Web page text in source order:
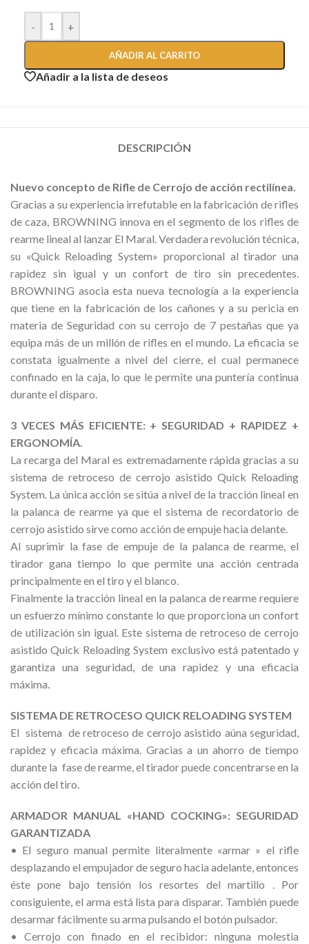
- +
AÑADIR AL CARRITO
Añadir a la lista de deseos
DESCRIPCIÓN
Nuevo concepto de Rifle de Cerrojo de acción rectilínea.
Gracias a su experiencia irrefutable en la fabricación de rifles
de caza, BROWNING innova en el segmento de los rifles de
rearme lineal al lanzar El Maral. Verdadera revolución técnica,
su «Quick Reloading System» proporcional al tirador una
rapidez sin igual y un confort de tiro sin precedentes.
BROWNING asocia esta nueva tecnología a la experiencia
que tiene en la fabricación de los cañones y a su pericia en
materia de Seguridad con su cerrojo de 7 pestañas que ya
equipa más de un millón de rifles en el mundo. La eficacia se
constata igualmente a nivel del cierre, el cual permanece
confinado en la caja, lo que le permite una puntería continua
durante el disparo.
3 VECES MÁS EFICIENTE: + SEGURIDAD + RAPIDEZ +
ERGONOMÍA.
La recarga del Maral es extremadamente rápida gracias a su
sistema de retroceso de cerrojo asistido Quick Reloading
System. La única acción se sitúa a nivel de la tracción lineal en
la palanca de rearme ya que el sistema de recordatorio de
cerrojo asistido sirve como acción de empuje hacia delante.
Al suprimir la fase de empuje de la palanca de rearme, el
tirador gana tiempo lo que permite una acción centrada
principalmente en el tiro y el blanco.
Finalmente la tracción lineal en la palanca de rearme requiere
un esfuerzo mínimo constante lo que proporciona un confort
de utilización sin igual. Este sistema de retroceso de cerrojo
asistido Quick Reloading System exclusivo está patentado y
garantiza una seguridad, de una rapidez y una eficacia
máxima.
SISTEMA DE RETROCESO QUICK RELOADING SYSTEM
El sistema de retroceso de cerrojo asistido aúna seguridad,
rapidez y eficacia máxima. Gracias a un ahorro de tiempo
durante la fase de rearme, el tirador puede concentrarse en la
acción del tiro.
ARMADOR MANUAL «HAND COCKING»: SEGURIDAD
GARANTIZADA
• El seguro manual permite literalmente «armar » el rifle
desplazando el empujador de seguro hacia adelante, entonces
éste pone bajo tensión los resortes del martillo . Por
consiguiente, el arma está lista para disparar. También puede
desarmar fácilmente su arma pulsando el botón pulsador.
• Cerrojo con finado en el recibidor: ninguna molestia